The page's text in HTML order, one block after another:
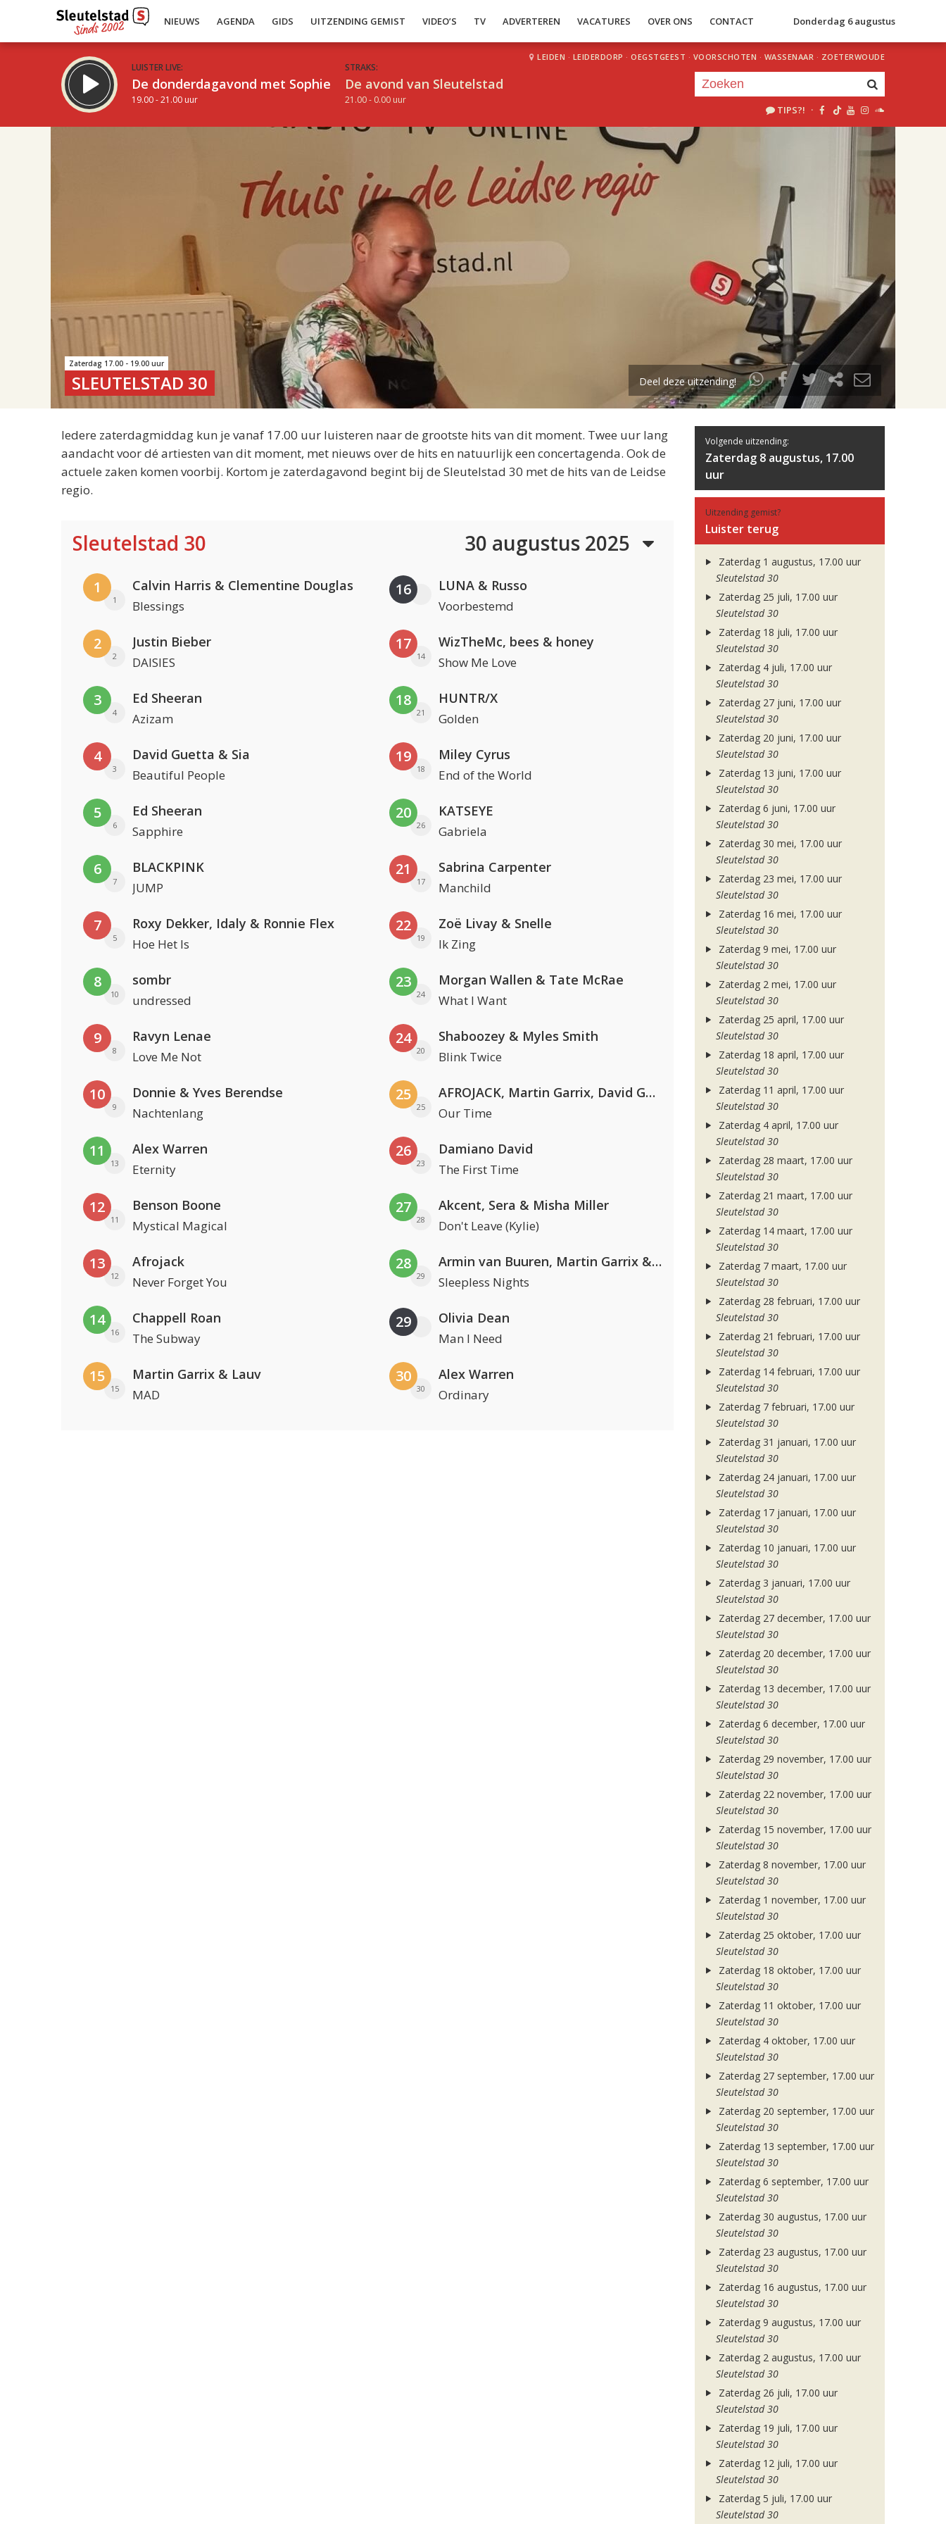
NIEUWS AGENDA GIDS UITZENDING GEMIST VIDEO’S TV ADVERTEREN VACATURES OVER ONS CONTACT Donderdag 6 augustus
LUISTER LIVE:
De donderdagavond met Sophie
19.00 - 21.00 uur
STRAKS:
De avond van Sleutelstad
21.00 - 0.00 uur
LEIDEN · LEIDERDORP · OEGSTGEEST · VOORSCHOTEN · WASSENAAR · ZOETERWOUDE
TIPS?! ·
uur 1 van 2
Volgend uur
Zaterdag 17.00 - 19.00 uur
SLEUTELSTAD 30 Deel deze uitzending!
Iedere zaterdagmiddag kun je vanaf 17.00 uur luisteren naar de grootste hits van dit moment. Twee uur lang
aandacht voor dé artiesten van dit moment, met nieuws over de hits en natuurlijk een concertagenda. Ook de
actuele zaken komen voorbij. Kortom je zaterdagavond begint bij de Sleutelstad 30 met de hits van de Leidse
regio.
Sleutelstad 30 30 augustus 2025
1
1
Calvin Harris & Clementine Douglas
Blessings
2
2
Justin Bieber
DAISIES
3
4
Ed Sheeran
Azizam
4
3
David Guetta & Sia
Beautiful People
5
6
Ed Sheeran
Sapphire
6
7
BLACKPINK
JUMP
7
5
Roxy Dekker, Idaly & Ronnie Flex
Hoe Het Is
8
10
sombr
undressed
9
8
Ravyn Lenae
Love Me Not
10
9
Donnie & Yves Berendse
Nachtenlang
11
13
Alex Warren
Eternity
12
11
Benson Boone
Mystical Magical
13
12
Afrojack
Never Forget You
14
16
Chappell Roan
The Subway
15
15
Martin Garrix & Lauv
MAD
16 LUNA & Russo
Voorbestemd
17
14
WizTheMc, bees & honey
Show Me Love
18
21
HUNTR/X
Golden
19
18
Miley Cyrus
End of the World
20
26
KATSEYE
Gabriela
21
17
Sabrina Carpenter
Manchild
22
19
Zoë Livay & Snelle
Ik Zing
23
24
Morgan Wallen & Tate McRae
What I Want
24
20
Shaboozey & Myles Smith
Blink Twice
25
25
AFROJACK, Martin Garrix, David Guetta & Amél
Our Time
26
23
Damiano David
The First Time
27
28
Akcent, Sera & Misha Miller
Don't Leave (Kylie)
28
29
Armin van Buuren, Martin Garrix & Libby Whitehouse
Sleepless Nights
29 Olivia Dean
Man I Need
30
30
Alex Warren
Ordinary
Volgende uitzending:
Zaterdag 8 augustus, 17.00
uur
Uitzending gemist?
Luister terug
Zaterdag 1 augustus, 17.00 uur
Sleutelstad 30
Zaterdag 25 juli, 17.00 uur
Sleutelstad 30
Zaterdag 18 juli, 17.00 uur
Sleutelstad 30
Zaterdag 4 juli, 17.00 uur
Sleutelstad 30
Zaterdag 27 juni, 17.00 uur
Sleutelstad 30
Zaterdag 20 juni, 17.00 uur
Sleutelstad 30
Zaterdag 13 juni, 17.00 uur
Sleutelstad 30
Zaterdag 6 juni, 17.00 uur
Sleutelstad 30
Zaterdag 30 mei, 17.00 uur
Sleutelstad 30
Zaterdag 23 mei, 17.00 uur
Sleutelstad 30
Zaterdag 16 mei, 17.00 uur
Sleutelstad 30
Zaterdag 9 mei, 17.00 uur
Sleutelstad 30
Zaterdag 2 mei, 17.00 uur
Sleutelstad 30
Zaterdag 25 april, 17.00 uur
Sleutelstad 30
Zaterdag 18 april, 17.00 uur
Sleutelstad 30
Zaterdag 11 april, 17.00 uur
Sleutelstad 30
Zaterdag 4 april, 17.00 uur
Sleutelstad 30
Zaterdag 28 maart, 17.00 uur
Sleutelstad 30
Zaterdag 21 maart, 17.00 uur
Sleutelstad 30
Zaterdag 14 maart, 17.00 uur
Sleutelstad 30
Zaterdag 7 maart, 17.00 uur
Sleutelstad 30
Zaterdag 28 februari, 17.00 uur
Sleutelstad 30
Zaterdag 21 februari, 17.00 uur
Sleutelstad 30
Zaterdag 14 februari, 17.00 uur
Sleutelstad 30
Zaterdag 7 februari, 17.00 uur
Sleutelstad 30
Zaterdag 31 januari, 17.00 uur
Sleutelstad 30
Zaterdag 24 januari, 17.00 uur
Sleutelstad 30
Zaterdag 17 januari, 17.00 uur
Sleutelstad 30
Zaterdag 10 januari, 17.00 uur
Sleutelstad 30
Zaterdag 3 januari, 17.00 uur
Sleutelstad 30
Zaterdag 27 december, 17.00 uur
Sleutelstad 30
Zaterdag 20 december, 17.00 uur
Sleutelstad 30
Zaterdag 13 december, 17.00 uur
Sleutelstad 30
Zaterdag 6 december, 17.00 uur
Sleutelstad 30
Zaterdag 29 november, 17.00 uur
Sleutelstad 30
Zaterdag 22 november, 17.00 uur
Sleutelstad 30
Zaterdag 15 november, 17.00 uur
Sleutelstad 30
Zaterdag 8 november, 17.00 uur
Sleutelstad 30
Zaterdag 1 november, 17.00 uur
Sleutelstad 30
Zaterdag 25 oktober, 17.00 uur
Sleutelstad 30
Zaterdag 18 oktober, 17.00 uur
Sleutelstad 30
Zaterdag 11 oktober, 17.00 uur
Sleutelstad 30
Zaterdag 4 oktober, 17.00 uur
Sleutelstad 30
Zaterdag 27 september, 17.00 uur
Sleutelstad 30
Zaterdag 20 september, 17.00 uur
Sleutelstad 30
Zaterdag 13 september, 17.00 uur
Sleutelstad 30
Zaterdag 6 september, 17.00 uur
Sleutelstad 30
Zaterdag 30 augustus, 17.00 uur
Sleutelstad 30
Zaterdag 23 augustus, 17.00 uur
Sleutelstad 30
Zaterdag 16 augustus, 17.00 uur
Sleutelstad 30
Zaterdag 9 augustus, 17.00 uur
Sleutelstad 30
Zaterdag 2 augustus, 17.00 uur
Sleutelstad 30
Zaterdag 26 juli, 17.00 uur
Sleutelstad 30
Zaterdag 19 juli, 17.00 uur
Sleutelstad 30
Zaterdag 12 juli, 17.00 uur
Sleutelstad 30
Zaterdag 5 juli, 17.00 uur
Sleutelstad 30